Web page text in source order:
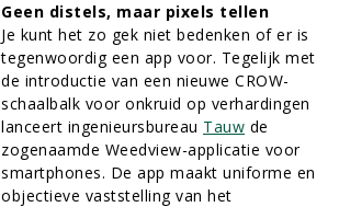
Geen distels, maar pixels tellen
Je kunt het zo gek niet bedenken of er is
tegenwoordig een app voor. Tegelijk met
de introductie van een nieuwe CROW-
schaalbalk voor onkruid op verhardingen
lanceert ingenieursbureau Tauw de
zogenaamde Weedview-applicatie voor
smartphones. De app maakt uniforme en
objectieve vaststelling van het